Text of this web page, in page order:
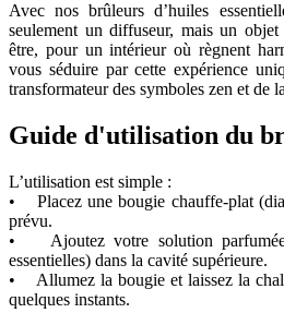
Avec nos brûleurs d’huiles
seulement un diffuseur, mais un
être, pour un intérieur où règnent
vous séduire par cette expérience
transformateur des symboles zen et de
Guide d'utilisation du
L’utilisation est simple :
• Placez une bougie chauffe-plat
prévu.
• Ajoutez votre solution
essentielles) dans la cavité supérieure.
• Allumez la bougie et laissez la
quelques instants.